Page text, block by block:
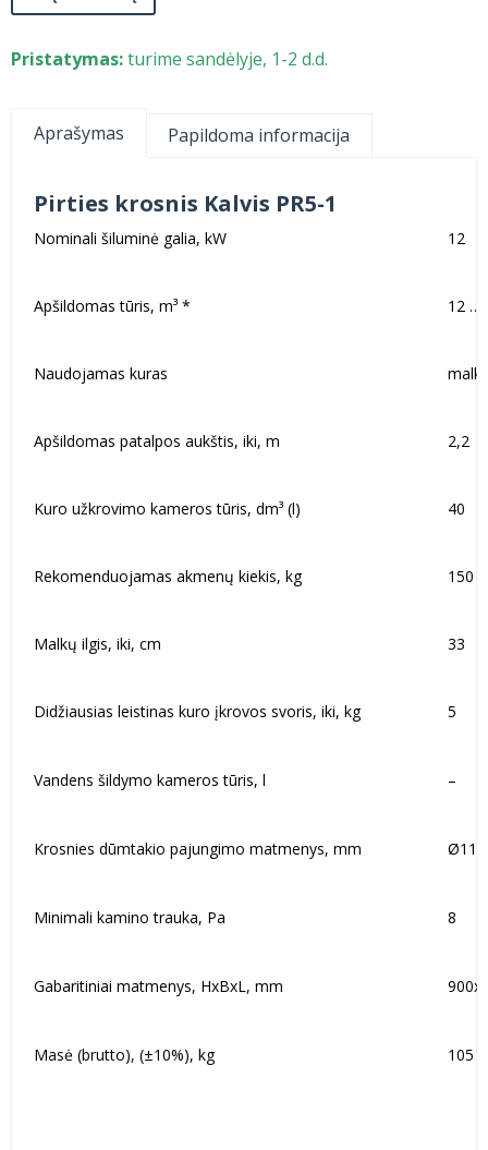
Pristatymas:turime sandėlyje, 1-2 d.d.
Aprašymas Papildoma informacija
Pirties krosnis Kalvis PR5-1
Nominali šiluminė galia, kW 12
Apšildomas tūris, m³ * 12 …
Naudojamas kuras
Apšildomas patalpos aukštis, iki, m 2,2
Kuro užkrovimo kameros tūris, dm³ (l) 40
Rekomenduojamas akmenų kiekis, kg 150
Malkų ilgis, iki, cm 33
Didžiausias leistinas kuro įkrovos svoris, iki, kg 5
Vandens šildymo kameros tūris, l –
Krosnies dūmtakio pajungimo matmenys, mm Ø115
Minimali kamino trauka, Pa 8
Gabaritiniai matmenys, HxBxL, mm
Masė (brutto), (±10%), kg 105